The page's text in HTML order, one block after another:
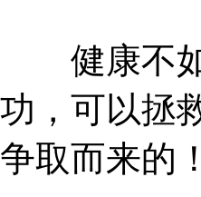
健康不如
功，可以拯
争取而来的！